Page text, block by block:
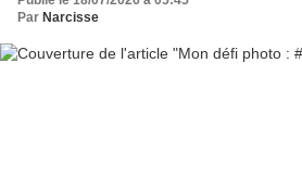
Par Narcisse